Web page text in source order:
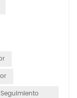
suficientes
estándar de